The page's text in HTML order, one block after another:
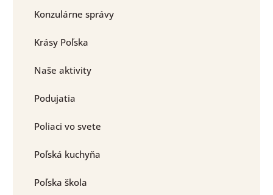
Konzulárne správy
Krásy Poľska
Naše aktivity
Podujatia
Poliaci vo svete
Poľská kuchyňa
Poľska škola